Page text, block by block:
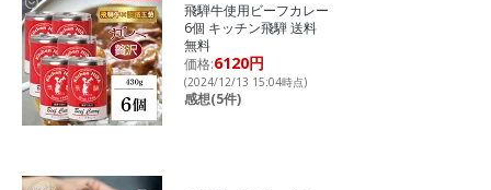
飛騨牛使用ビーフカレー
6個 キッチン飛騨 送料
無料
価格:6120円
(2024/12/13 15:04時点)
感想(5件)